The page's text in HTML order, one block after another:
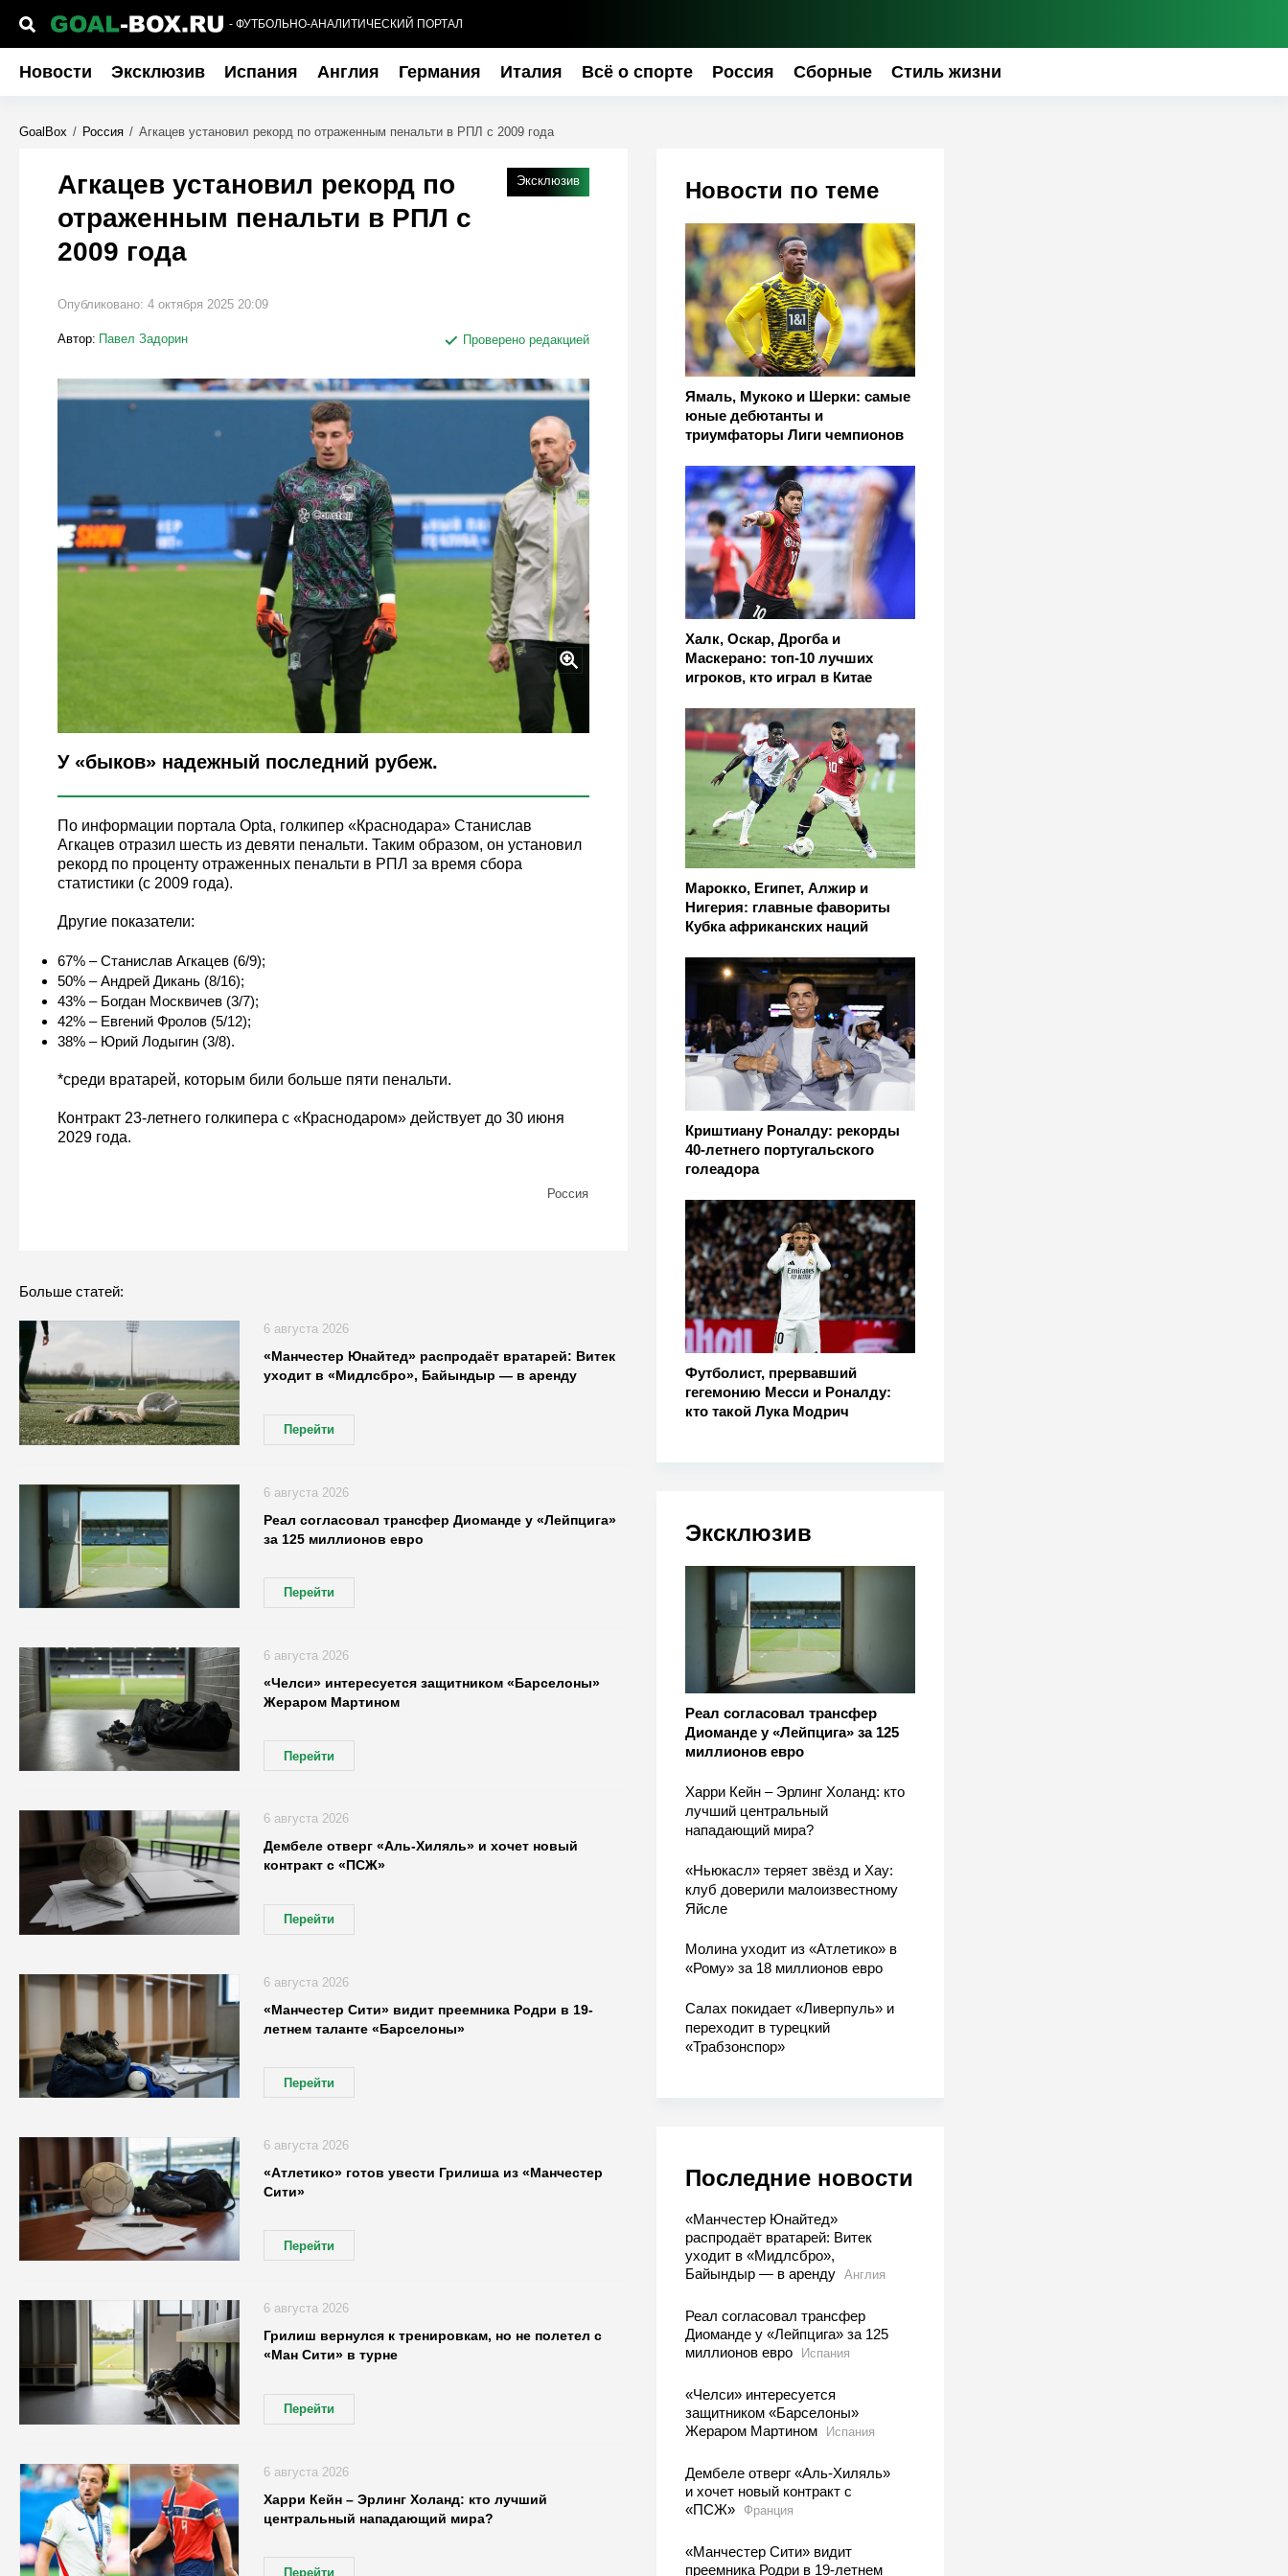
- ФУТБОЛЬНО-АНАЛИТИЧЕСКИЙ ПОРТАЛ
Новости Эксклюзив Испания Англия Германия Италия Всё о спорте Россия Сборные Стиль жизни
GoalBox / Россия / Агкацев установил рекорд по отраженным пенальти в РПЛ с 2009 года
Новости по теме
Ямаль, Мукоко и Шерки: самые
юные дебютанты и
триумфаторы Лиги чемпионов
Халк, Оскар, Дрогба и
Маскерано: топ-10 лучших
игроков, кто играл в Китае
Марокко, Египет, Алжир и
Нигерия: главные фавориты
Кубка африканских наций
Криштиану Роналду: рекорды
40-летнего португальского
голеадора
Футболист, прервавший
гегемонию Месси и Роналду:
кто такой Лука Модрич
Эксклюзив
Реал согласовал трансфер
Диоманде у «Лейпцига» за 125
миллионов евро
Харри Кейн – Эрлинг Холанд: кто
лучший центральный
нападающий мира?
«Ньюкасл» теряет звёзд и Хау:
клуб доверили малоизвестному
Яйсле
Молина уходит из «Атлетико» в
«Рому» за 18 миллионов евро
Салах покидает «Ливерпуль» и
переходит в турецкий
«Трабзонспор»
Последние новости
«Манчестер Юнайтед»
распродаёт вратарей: Витек
уходит в «Мидлсбро»,
Байындыр — в аренду Англия
Реал согласовал трансфер
Диоманде у «Лейпцига» за 125
миллионов евро
Испания
«Челси» интересуется
защитником «Барселоны»
Жераром Мартином
Испания
Дембеле отверг «Аль-Хиляль»
и хочет новый контракт с
«ПСЖ»
Франция
«Манчестер Сити» видит
преемника Родри в 19-летнем
Эксклюзив
Агкацев установил рекорд по
отраженным пенальти в РПЛ с
2009 года
Опубликовано: 4 октября 2025 20:09
Автор: Павел Задорин Проверено редакцией
Legion-Media
У «быков» надежный последний рубеж.
По информации портала Opta, голкипер «Краснодара» Станислав
Агкацев отразил шесть из девяти пенальти. Таким образом, он установил
рекорд по проценту отраженных пенальти в РПЛ за время сбора
статистики (с 2009 года).
Другие показатели:
67% – Станислав Агкацев (6/9);
50% – Андрей Дикань (8/16);
43% – Богдан Москвичев (3/7);
42% – Евгений Фролов (5/12);
38% – Юрий Лодыгин (3/8).
*среди вратарей, которым били больше пяти пенальти.
Контракт 23-летнего голкипера с «Краснодаром» действует до 30 июня
2029 года.
Россия
Больше статей:
«Манчестер Юнайтед» распродаёт вратарей: Витек
уходит в «Мидлсбро», Байындыр — в аренду
Перейти
6 августа 2026
Реал согласовал трансфер Диоманде у «Лейпцига»
за 125 миллионов евро
Перейти
6 августа 2026
«Челси» интересуется защитником «Барселоны»
Жераром Мартином
Перейти
6 августа 2026
Дембеле отверг «Аль-Хиляль» и хочет новый
контракт с «ПСЖ»
Перейти
6 августа 2026
«Манчестер Сити» видит преемника Родри в 19-
летнем таланте «Барселоны»
Перейти
6 августа 2026
«Атлетико» готов увести Грилиша из «Манчестер
Сити»
Перейти
6 августа 2026
Грилиш вернулся к тренировкам, но не полетел с
«Ман Сити» в турне
Перейти
6 августа 2026
Харри Кейн – Эрлинг Холанд: кто лучший
центральный нападающий мира?
Перейти
6 августа 2026